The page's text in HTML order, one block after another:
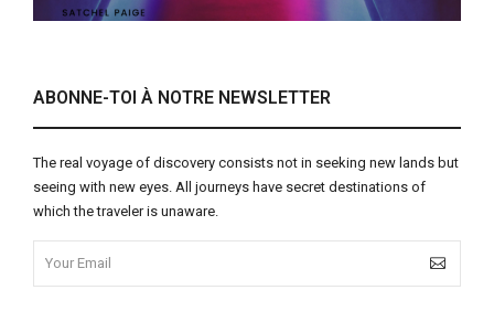
ABONNE-TOI À NOTRE NEWSLETTER
The real voyage of discovery consists not in seeking new lands but
seeing with new eyes. All journeys have secret destinations of
which the traveler is unaware.